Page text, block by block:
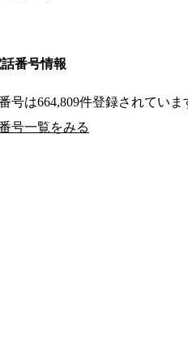
番号情報
号は664,809件登録されていま
号一覧をみる